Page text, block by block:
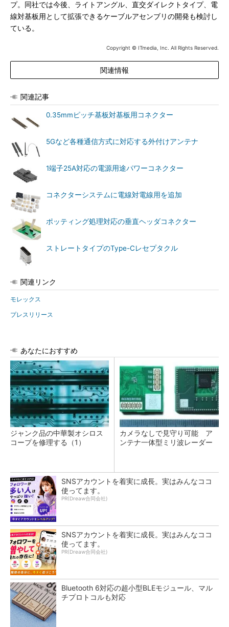
プ。同社では今後、ライトアングル、直交ダイレクトタイプ、電
線対基板用として拡張できるケーブルアセンブリの開発も検討し
ている。
Copyright © ITmedia, Inc. All Rights Reserved.
関連情報
関連記事
0.35mmピッチ基板対基板用コネクター
5Gなど各種通信方式に対応する外付けアンテナ
1端子25A対応の電源用途パワーコネクター
コネクターシステムに電線対電線用を追加
ポッティング処理対応の垂直ヘッダコネクター
ストレートタイプのType-Cレセプタクル
関連リンク
モレックス
プレスリリース
あなたにおすすめ
ジャンク品の中華製オシロス
コープを修理する（1）
カメラなしで見守り可能 ア
ンテナ一体型ミリ波レーダー
SNSアカウントを着実に成長。実はみんなココ
使ってます。
PR(Dreaw合同会社)
SNSアカウントを着実に成長。実はみんなココ
使ってます。
PR(Dreaw合同会社)
Bluetooth 6対応の超小型BLEモジュール、マル
チプロトコルも対応